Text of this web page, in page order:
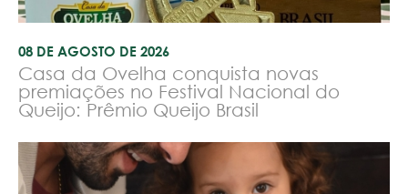
08 DE AGOSTO DE 2026
Casa da Ovelha conquista novas
premiações no Festival Nacional do
Queijo: Prêmio Queijo Brasil